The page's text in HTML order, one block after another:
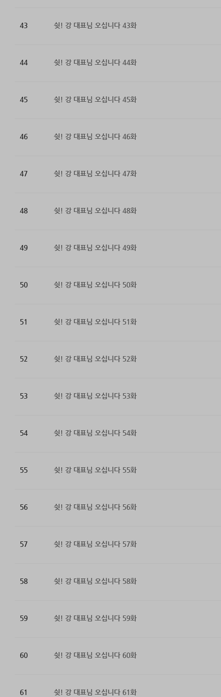
43 쉿! 강 대표님 오십니다 43화
44 쉿! 강 대표님 오십니다 44화
45 쉿! 강 대표님 오십니다 45화
46 쉿! 강 대표님 오십니다 46화
47 쉿! 강 대표님 오십니다 47화
48 쉿! 강 대표님 오십니다 48화
49 쉿! 강 대표님 오십니다 49화
50 쉿! 강 대표님 오십니다 50화
51 쉿! 강 대표님 오십니다 51화
52 쉿! 강 대표님 오십니다 52화
53 쉿! 강 대표님 오십니다 53화
54 쉿! 강 대표님 오십니다 54화
55 쉿! 강 대표님 오십니다 55화
56 쉿! 강 대표님 오십니다 56화
57 쉿! 강 대표님 오십니다 57화
58 쉿! 강 대표님 오십니다 58화
59 쉿! 강 대표님 오십니다 59화
60 쉿! 강 대표님 오십니다 60화
61 쉿! 강 대표님 오십니다 61화